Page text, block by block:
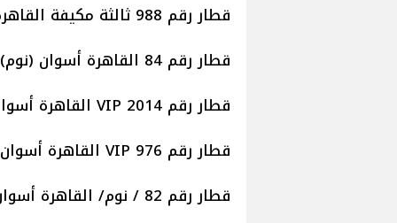
قطار رقم 988 ثالثة مكيفة القاهرة أسوان موعد قيامه الساعة 19.10 مساء.
قطار رقم 84 القاهرة أسوان (نوم) موعد قيامه الساعة 19.20.
قطار رقم 2014 VIP القاهرة أسوان موعد قيامه الساعة 21.00 مساء.
قطار رقم 976 VIP القاهرة أسوان موعد قيامه الساعة 20.00 مساء.
قطار رقم 82 / نوم/ القاهرة أسوان موعد قيامه الساعة 21.10 مساء.